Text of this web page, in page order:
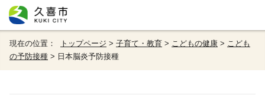
現在の位置： トップページ > 子育て・教育 > こどもの健康 > こども
の予防接種 > 日本脳炎予防接種